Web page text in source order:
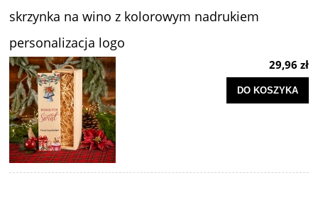
skrzynka na wino z kolorowym nadrukiem
personalizacja logo
29,96 zł
DO KOSZYKA